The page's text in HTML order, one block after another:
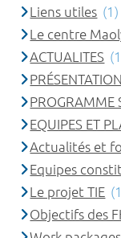
Liens utiles (1)
Le centre
ACTUALITES
PROGRAMME
EQUIPES ET
Actualités et
Equipes
Le projet TIE
Objectifs des